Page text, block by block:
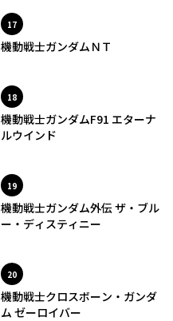
17位
機動戦士ガンダムＮＴ
18位
機動戦士ガンダムF91 エターナ
ルウインド
19位
機動戦士ガンダム外伝 ザ・ブル
ー・ディスティニー
20位
機動戦士クロスボーン・ガンダ
ム ゼーロイバー